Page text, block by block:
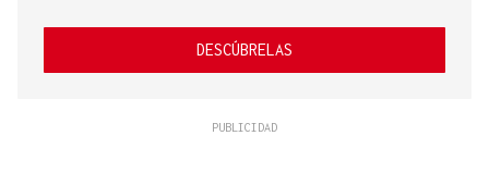
DESCÚBRELAS